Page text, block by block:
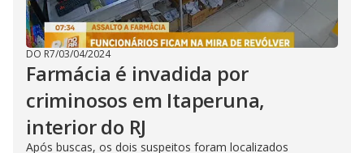
DO R7/03/04/2024
Farmácia é invadida por
criminosos em Itaperuna,
interior do RJ
Após buscas, os dois suspeitos foram localizados